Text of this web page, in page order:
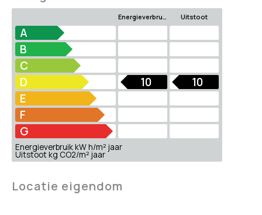
Energieverbruik Uitstoot
A
B
C
D
10
10
E
F
G
Energieverbruik kW h/m² jaar
Uitstoot kg CO2/m² jaar
Locatie eigendom